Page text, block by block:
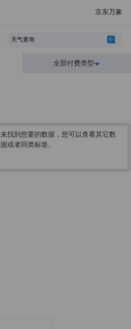
京东万象
全部付费类型
未找到您要的数据，您可以查看其它数
据或者同类标签。